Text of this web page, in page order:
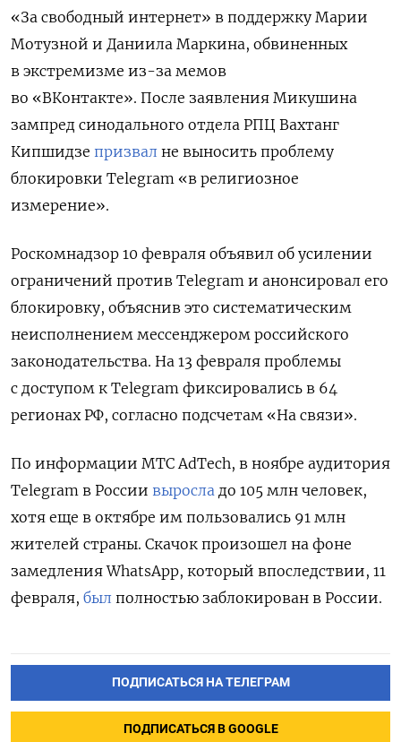
«За свободный интернет» в поддержку Марии
Мотузной и Даниила Маркина, обвиненных
в экстремизме из-за мемов
во «ВКонтакте». После заявления Микушина
зампред синодального отдела РПЦ Вахтанг
Кипшидзе призвал не выносить проблему
блокировки Telegram «в религиозное
измерение».
Роскомнадзор 10 февраля объявил об усилении
ограничений против Telegram и анонсировал его
блокировку, объяснив это систематическим
неисполнением мессенджером российского
законодательства. На 13 февраля проблемы
с доступом к Telegram фиксировались в 64
регионах РФ, согласно подсчетам «На связи».
По информации МТС AdTech, в ноябре аудитория
Telegram в России выросла до 105 млн человек,
хотя еще в октябре им пользовались 91 млн
жителей страны. Скачок произошел на фоне
замедления WhatsApp, который впоследствии, 11
февраля, был полностью заблокирован в России.
ПОДПИСАТЬСЯ НА ТЕЛЕГРАМ
ПОДПИСАТЬСЯ В GOOGLE